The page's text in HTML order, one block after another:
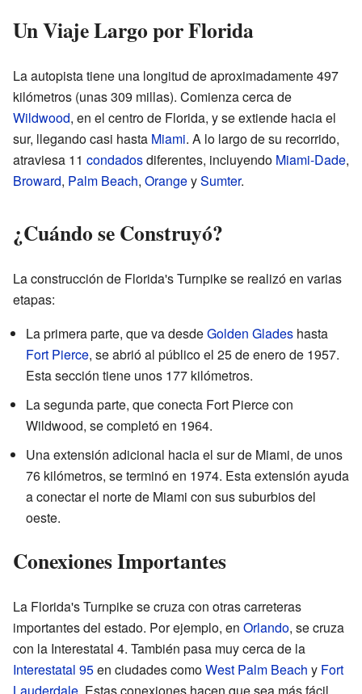
Un Viaje Largo por Florida
La autopista tiene una longitud de aproximadamente 497
kilómetros (unas 309 millas). Comienza cerca de
Wildwood, en el centro de Florida, y se extiende hacia el
sur, llegando casi hasta Miami. A lo largo de su recorrido,
atraviesa 11 condadosdiferentes, incluyendo Miami-Dade,
Broward, Palm Beach, OrangeySumter.
¿Cuándo se Construyó?
La construcción de Florida's Turnpike se realizó en varias
etapas:
La primera parte, que va desdeGolden Glades hasta
Fort Pierce, se abrió al público el 25 de enero de 1957.
Esta sección tiene unos 177 kilómetros.
La segunda parte, que conecta Fort Pierce con
Wildwood, se completó en 1964.
Una extensión adicional hacia el sur de Miami, de unos
76 kilómetros, se terminó en 1974. Esta extensión ayuda
a conectar el norte de Miami con sus suburbios del
oeste.
Conexiones Importantes
La Florida's Turnpike se cruza con otras carreteras
importantes del estado. Por ejemplo, en Orlando, se cruza
con la Interestatal 4. También pasa muy cerca de la
Interestatal 95en ciudades comoWest Palm Beach y Fort
Lauderdale. Estas conexiones hacen que sea más fácil